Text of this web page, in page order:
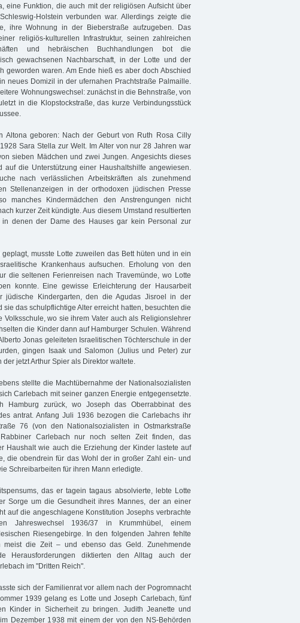
eine Funktion, die auch mit der religiösen Aufsicht über
Holstein verbunden war. Allerdings zeigte die
ihre Wohnung in der Bieberstraße aufzugeben. Das
religiös-kulturellen Infrastruktur, seinen zahlreichen
und hebräischen Buchhandlungen bot die
gewachsenen Nachbarschaft, in der Lotte und der
geworden waren. Am Ende hieß es aber doch Abschied
neues Domizil in der ufernahen Prachtstraße Palmaille.
Wohnungswechsel: zunächst in die Behnstraße, von
in die Klopstockstraße, das kurze Verbindungsstück
Altona geboren: Nach der Geburt von Ruth Rosa Cilly
Sara Stella zur Welt. Im Alter von nur 28 Jahren war
sieben Mädchen und zwei Jungen. Angesichts dieses
auf die Unterstützung einer Haushaltshilfe angewiesen.
nach verlässlichen Arbeitskräften als zunehmend
Stellenanzeigen in der orthodoxen jüdischen Presse
manches Kindermädchen den Anstrengungen nicht
kurzer Zeit kündigte. Aus diesem Umstand resultierten
denen der Dame des Hauses gar kein Personal zur
musste Lotte zuweilen das Bett hüten und in ein
Krankenhaus aufsuchen. Erholung von den
die seltenen Ferienreisen nach Travemünde, wo Lotte
konnte. Eine gewisse Erleichterung der Hausarbeit
jüdische Kindergarten, den die Agudas Jisroel in der
sie das schulpflichtige Alter erreicht hatten, besuchten die
wo sie ihrem Vater auch als Religionslehrer
die Kinder dann auf Hamburger Schulen. Während
Jonas geleiteten Israelitischen Töchterschule in der
gingen Isaak und Salomon (Julius und Peter) zur
jetzt Arthur Spier als Direktor waltete.
stellte die Machtübernahme der Nationalsozialisten
Carlebach mit seiner ganzen Energie entgegensetzte.
Hamburg zurück, wo Joseph das Oberrabbinat des
antrat. Anfang Juli 1936 bezogen die Carlebachs ihr
76 (von den Nationalsozialisten in Ostmarkstraße
Carlebach nur noch selten Zeit finden, das
Haushalt wie auch die Erziehung der Kinder lastete auf
die obendrein für das Wohl der in großer Zahl ein- und
Schreibarbeiten für ihren Mann erledigte.
das er tagein tagaus absolvierte, lebte Lotte
Sorge um die Gesundheit ihres Mannes, der an einer
auf die angeschlagene Konstitution Josephs verbrachte
Jahreswechsel 1936/37 in Krummhübel, einem
Riesengebirge. In den folgenden Jahren fehlte
meist die Zeit – und ebenso das Geld. Zunehmende
Herausforderungen diktierten den Alltag auch der
im "Dritten Reich".
sich der Familienrat vor allem nach der Pogromnacht
1939 gelang es Lotte und Joseph Carlebach, fünf
Kinder in Sicherheit zu bringen. Judith Jeanette und
Dezember 1938 mit einem der von den NS-Behörden